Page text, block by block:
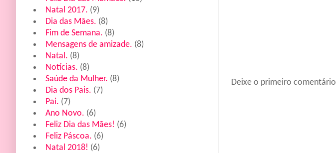
Natal 2017. (9)
Dia das Mães. (8)
Fim de Semana. (8)
Mensagens de amizade. (8)
Natal. (8)
Notícias. (8)
Saúde da Mulher. (8)
Dia dos Pais. (7)
Pai. (7)
Ano Novo. (6)
Feliz Dia das Mães! (6)
Feliz Páscoa. (6)
Natal 2018! (6)
Deixe o primeiro comentário